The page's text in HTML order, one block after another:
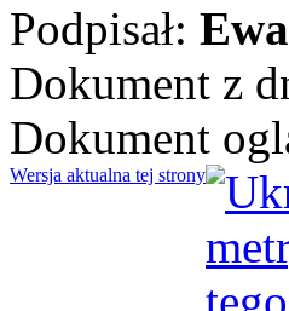
Podpisał:
Dokument z
Dokument
Wersja aktualna tej strony